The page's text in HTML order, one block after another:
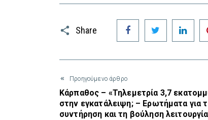
Share
Facebook Twitter
Προηγούμενο άρθρο
Κάρπαθος – «Τηλεμετρία 3,7
στην εγκατάλειψη; – Ερωτήματα για
συντήρηση και τη βούληση